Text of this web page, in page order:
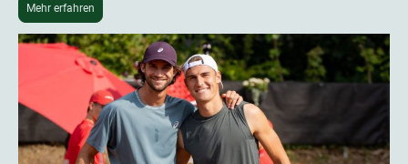
Mehr erfahren